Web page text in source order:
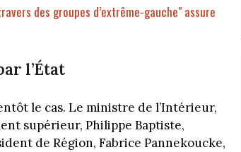
des groupes d’extrême-gauche" assure
l’État
le cas. Le ministre de l’Intérieur,
supérieur, Philippe Baptiste,
de Région, Fabrice Pannekoucke,